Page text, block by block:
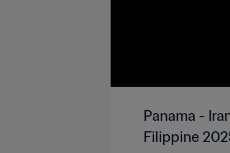
Panama -
Filippine